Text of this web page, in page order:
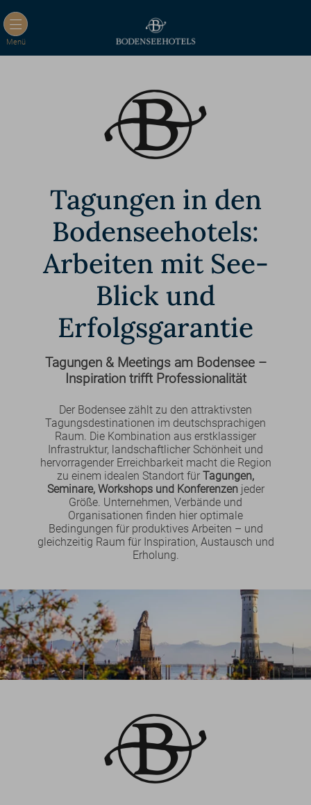
Menü
Tagungen in den
Bodenseehotels:
Arbeiten mit See-
Blick und
Erfolgsgarantie
Tagungen & Meetings am Bodensee –
Inspiration trifft Professionalität
Der Bodensee zählt zu den attraktivsten
Tagungsdestinationen im deutschsprachigen
Raum. Die Kombination aus erstklassiger
Infrastruktur, landschaftlicher Schönheit und
hervorragender Erreichbarkeit macht die Region
zu einem idealen Standort für Tagungen,
Seminare, Workshops und Konferenzenjeder
Größe. Unternehmen, Verbände und
Organisationen finden hier optimale
Bedingungen für produktives Arbeiten – und
gleichzeitig Raum für Inspiration, Austausch und
Erholung.